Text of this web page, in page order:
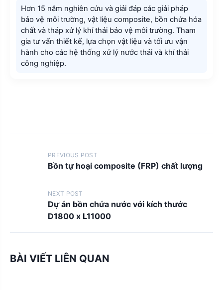
Hơn 15 năm nghiên cứu và giải đáp các giải pháp
bảo vệ môi trường, vật liệu composite, bồn chứa hóa
chất và tháp xử lý khí thải bảo vệ môi trường. Tham
gia tư vấn thiết kế, lựa chọn vật liệu và tối ưu vận
hành cho các hệ thống xử lý nước thải và khí thải
công nghiệp.
v
PREVIOUS POST
Bồn tự hoại composite (FRP) chất lượng
NEXT POST
Dự án bồn chứa nước với kích thước
D1800 x L11000
BÀI VIẾT LIÊN QUAN